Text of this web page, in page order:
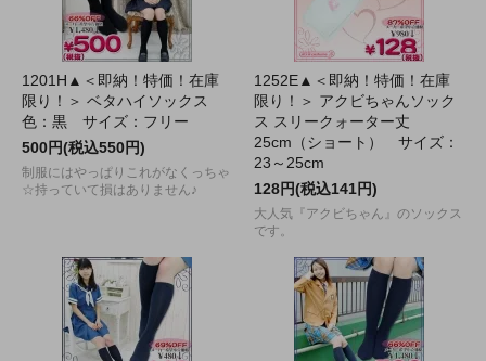
1201H▲＜即納！特価！在庫
限り！＞ ベタハイソックス
色：黒 サイズ：フリー
500円(税込550円)
制服にはやっぱりこれがなくっちゃ
☆持っていて損はありません♪
1252E▲＜即納！特価！在庫
限り！＞ アクビちゃんソック
ス スリークォーター丈
25cm（ショート） サイズ：
23～25cm
128円(税込141円)
大人気『アクビちゃん』のソックス
です。